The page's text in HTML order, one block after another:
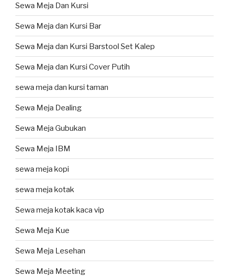
Sewa Meja Dan Kursi
Sewa Meja dan Kursi Bar
Sewa Meja dan Kursi Barstool Set Kalep
Sewa Meja dan Kursi Cover Putih
sewa meja dan kursi taman
Sewa Meja Dealing
Sewa Meja Gubukan
Sewa Meja IBM
sewa meja kopi
sewa meja kotak
Sewa meja kotak kaca vip
Sewa Meja Kue
Sewa Meja Lesehan
Sewa Meja Meeting